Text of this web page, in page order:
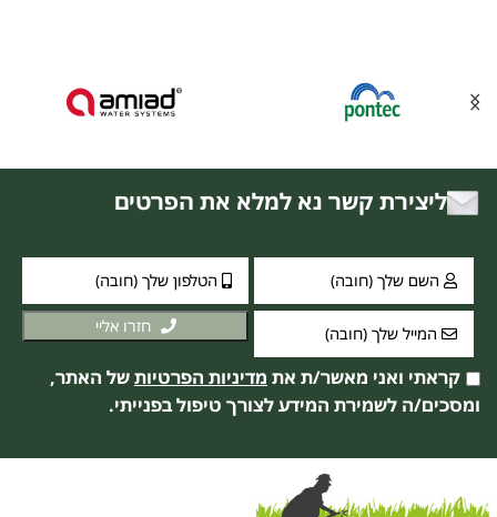
ליצירת קשר נא למלא את הפרטים
חזרו אליי
קראתי ואני מאשר/ת את מדיניות הפרטיות של האתר,
ומסכים/ה לשמירת המידע לצורך טיפול בפנייתי.